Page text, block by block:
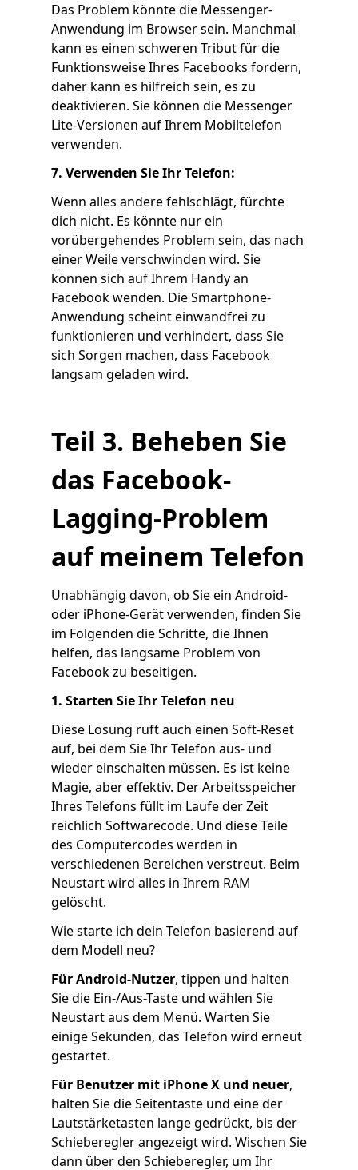
Das Problem könnte die Messenger-
Anwendung im Browser sein. Manchmal
kann es einen schweren Tribut für die
Funktionsweise Ihres Facebooks fordern,
daher kann es hilfreich sein, es zu
deaktivieren. Sie können die Messenger
Lite-Versionen auf Ihrem Mobiltelefon
verwenden.
7. Verwenden Sie Ihr Telefon:
Wenn alles andere fehlschlägt, fürchte
dich nicht. Es könnte nur ein
vorübergehendes Problem sein, das nach
einer Weile verschwinden wird. Sie
können sich auf Ihrem Handy an
Facebook wenden. Die Smartphone-
Anwendung scheint einwandfrei zu
funktionieren und verhindert, dass Sie
sich Sorgen machen, dass Facebook
langsam geladen wird.
Teil 3. Beheben Sie
das Facebook-
Lagging-Problem
auf meinem Telefon
Unabhängig davon, ob Sie ein Android-
oder iPhone-Gerät verwenden, finden Sie
im Folgenden die Schritte, die Ihnen
helfen, das langsame Problem von
Facebook zu beseitigen.
1. Starten Sie Ihr Telefon neu
Diese Lösung ruft auch einen Soft-Reset
auf, bei dem Sie Ihr Telefon aus- und
wieder einschalten müssen. Es ist keine
Magie, aber effektiv. Der Arbeitsspeicher
Ihres Telefons füllt im Laufe der Zeit
reichlich Softwarecode. Und diese Teile
des Computercodes werden in
verschiedenen Bereichen verstreut. Beim
Neustart wird alles in Ihrem RAM
gelöscht.
Wie starte ich dein Telefon basierend auf
dem Modell neu?
Für Android-Nutzer, tippen und halten
Sie die Ein-/Aus-Taste und wählen Sie
Neustart aus dem Menü. Warten Sie
einige Sekunden, das Telefon wird erneut
gestartet.
Für Benutzer mit iPhone X und neuer,
halten Sie die Seitentaste und eine der
Lautstärketasten lange gedrückt, bis der
Schieberegler angezeigt wird. Wischen Sie
dann über den Schieberegler, um Ihr